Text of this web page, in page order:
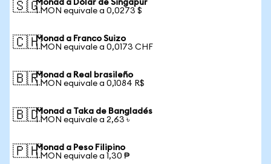
🇸🇬Monad a Dólar de Singapur
1 MON equivale a 0,0273 $
🇨🇭Monad a Franco Suizo
1 MON equivale a 0,0173 CHF
🇧🇷Monad a Real brasileño
1 MON equivale a 0,1084 R$
🇧🇩Monad a Taka de Bangladés
1 MON equivale a 2,63 ৳
🇵🇭Monad a Peso Filipino
1 MON equivale a 1,30 ₱